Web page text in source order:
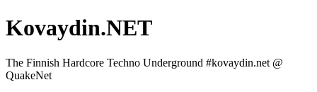
Kovaydin.NET
The Finnish Hardcore Techno Underground #kovaydin.net @
QuakeNet